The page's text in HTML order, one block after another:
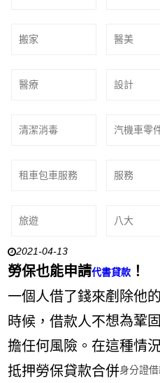
搬家 醫美
醫療 設計
清潔消毒 汽機車零
租車包車服務 服務
旅遊 八大
2021-04-13
勞保也能申請代書貸款 ！
一個人借了錢來剷除他
時候，借款人不想為鞏
擔任何風險。在這種情
抵押勞保貸款合併身分證